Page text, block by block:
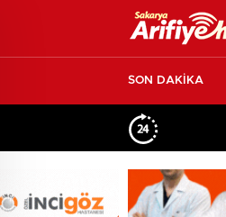
SON DAKİKA